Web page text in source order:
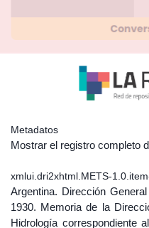
Metadatos
Mostrar el registro completo
xmlui.dri2xhtml.METS-
Argentina. Dirección
1930. Memoria de la
Hidrología correspondiente